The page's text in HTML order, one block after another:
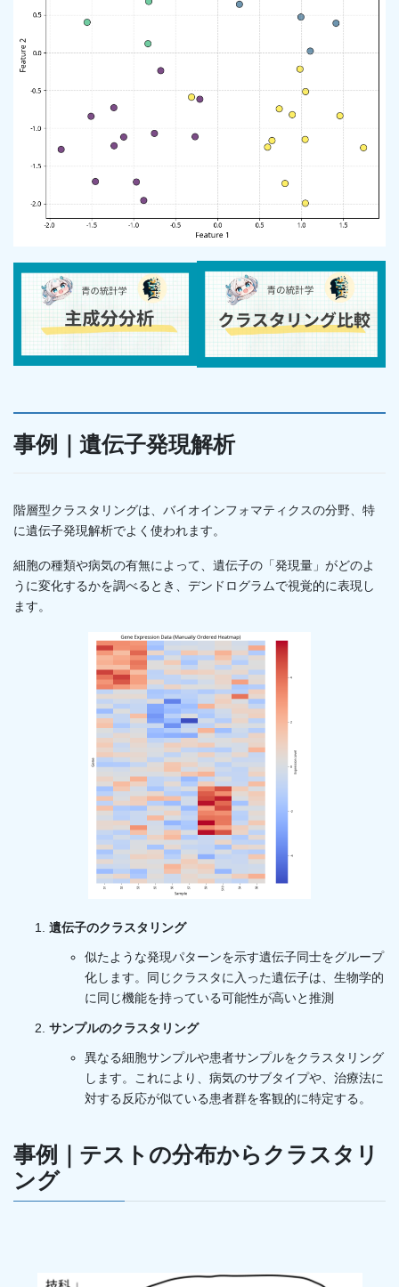
事例｜遺伝子発現解析
階層型クラスタリングは、バイオインフォマティクスの分野、特
に遺伝子発現解析でよく使われます。
細胞の種類や病気の有無によって、遺伝子の「発現量」がどのよ
うに変化するかを調べるとき、デンドログラムで視覚的に表現し
ます。
遺伝子のクラスタリング
似たような発現パターンを示す遺伝子同士をグループ
化します。同じクラスタに入った遺伝子は、生物学的
に同じ機能を持っている可能性が高いと推測
サンプルのクラスタリング
異なる細胞サンプルや患者サンプルをクラスタリング
します。これにより、病気のサブタイプや、治療法に
対する反応が似ている患者群を客観的に特定する。
事例｜テストの分布からクラスタリ
ング